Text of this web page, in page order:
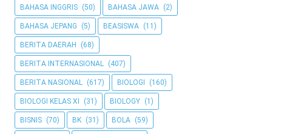
BAHASA INGGRIS (50) BAHASA JAWA (2)
BAHASA JEPANG (5) BEASISWA (11)
BERITA DAERAH (68)
BERITA INTERNASIONAL (407)
BERITA NASIONAL (617) BIOLOGI (160)
BIOLOGI KELAS XI (31) BIOLOGY (1)
BISNIS (70) BK (31) BOLA (59)